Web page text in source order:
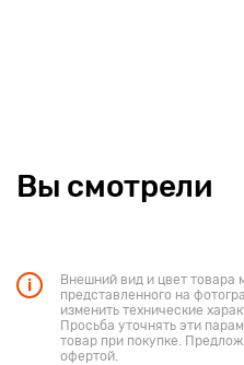
Вы смотрели
Внешний вид и цвет товара
представленного на
изменить технические
Просьба уточнять эти
товар при покупке.
офертой.